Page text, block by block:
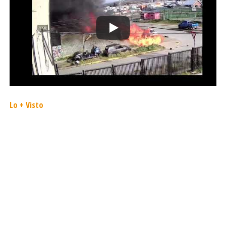
circular».
El proyecto fue construido por la empresa REMBRE y
forma parte de un convenio entre la Municipalidad de
Punta Arenas y ReSimple, que también contempla la
operación del centro de acopio comunal y el transporte
de materiales reciclables fuera de la región cuando no
exista infraestructura local disponible. Para 2026, está
Lo + Visto